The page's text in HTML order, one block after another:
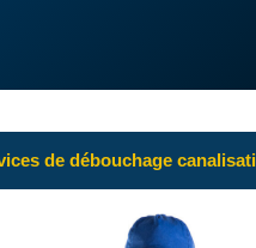
de débouchage